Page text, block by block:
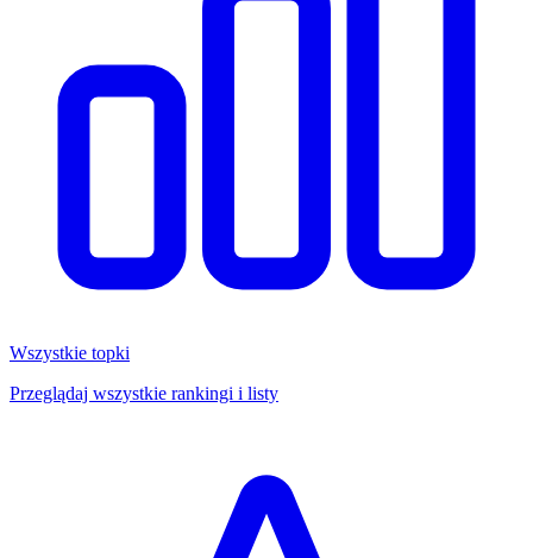
Wszystkie topki
Przeglądaj wszystkie rankingi i listy